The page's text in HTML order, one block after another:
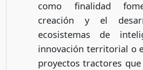
como finalidad
creación y el
ecosistemas de
innovación territorial o
proyectos tractores